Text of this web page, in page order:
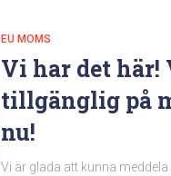
EU MOMS
Vi har det här!
tillgänglig på
nu!
Vi är glada att kunna